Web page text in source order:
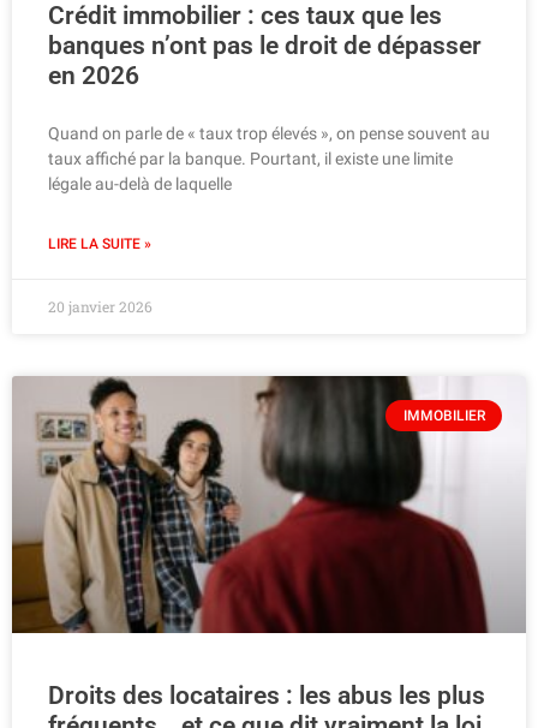
Crédit immobilier : ces taux que les
banques n’ont pas le droit de dépasser
en 2026
Quand on parle de « taux trop élevés », on pense souvent au
taux affiché par la banque. Pourtant, il existe une limite
légale au-delà de laquelle
LIRE LA SUITE »
20 janvier 2026
IMMOBILIER
Droits des locataires : les abus les plus